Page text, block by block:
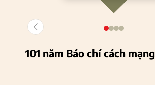
101 năm Báo chí cách